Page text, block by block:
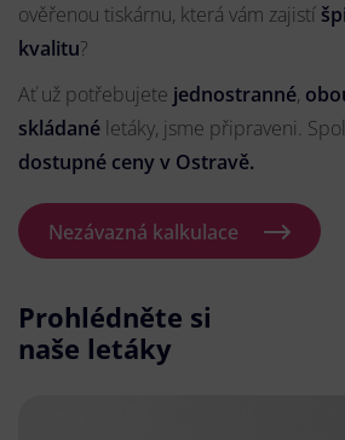
ověřenou tiskárnu, která vám zajistí
kvalitu?
Ať už potřebujete jednostranné,
skládané letáky, jsme připraveni.
dostupné ceny v Ostravě.
Nezávazná kalkulace
Prohlédněte si
naše letáky